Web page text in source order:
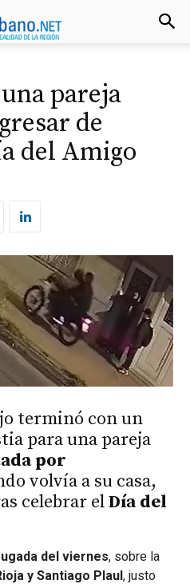
pareja
de
del Amigo
terminó con un
para una pareja
por
volvía a su casa,
celebrar elDía del
del viernes, sobre la
y Santiago Plaul, justo